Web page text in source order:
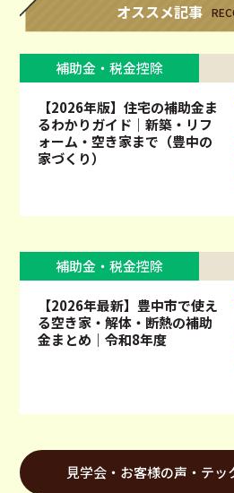
オススメ記事
補助金・税金控除
【2026年版】住宅の補助金ま
るわかりガイド｜新築・リフ
ォーム・空き家まで（豊中の
家づくり）
補助金・税金控除
【2026年最新】豊中市で使え
る空き家・解体・断熱の補助
金まとめ｜令和8年度
見学会・お客様の声・テッ